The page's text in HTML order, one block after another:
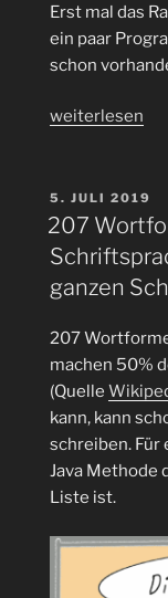
Erst mal das
ein paar
schon
„Zum
Download
der
Corona-
App
mal
Bluetooth
Scann
mit
dem
Raspberry
und
Wireshark“
weiterlesen
AM
5. JULI 2019
207
ganzen
207
machen 50%
(Quelle
kann, kann
schreiben. Für
Java Methode
Liste ist.